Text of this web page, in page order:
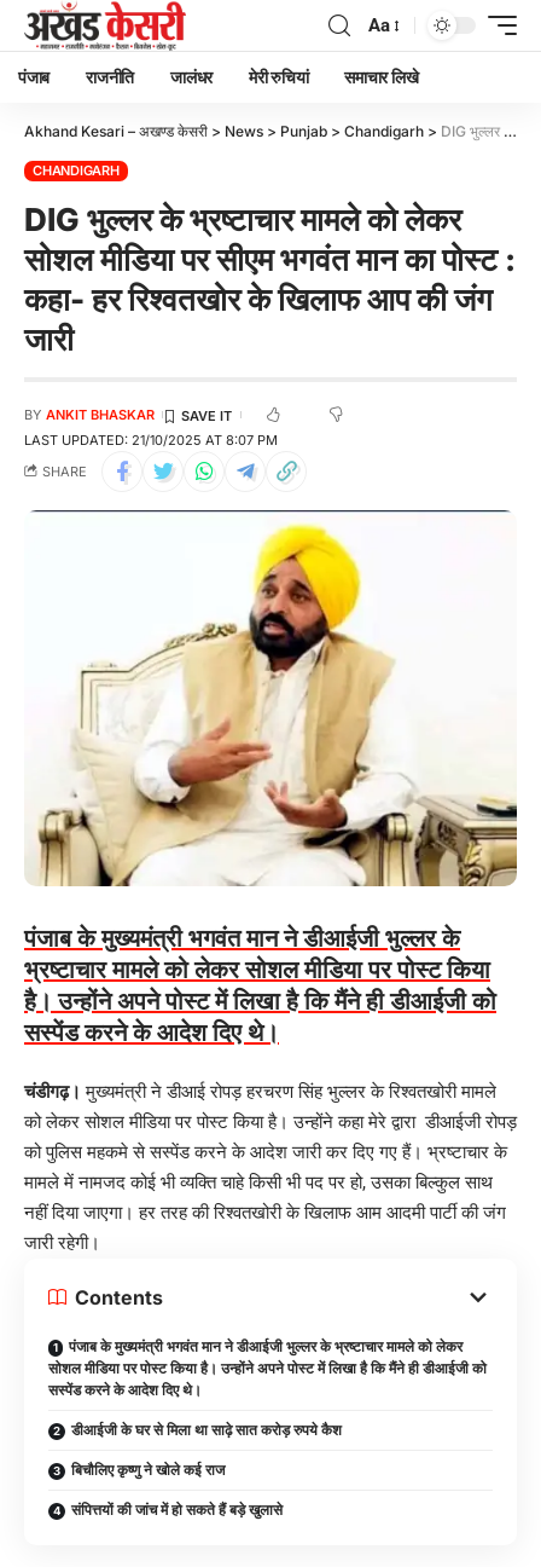
Aa
पंजाब राजनीति जालंधर मेरी रुचियां समाचार लिखे
Akhand Kesari – अखण्ड केसरी > News > Punjab > Chandigarh > DIG भुल्लर के भ्रष्टाचार मामले को लेकर सोशल मीडिया पर सीएम भगवंत मान का पोस्ट : कहा- हर रिश्वतखोर के खिलाफ आप की जंग जारी
CHANDIGARH
DIG भुल्लर के भ्रष्टाचार मामले को लेकर
सोशल मीडिया पर सीएम भगवंत मान का पोस्ट :
कहा- हर रिश्वतखोर के खिलाफ आप की जंग
जारी
LAST UPDATED: 21/10/2025 AT 8:07 PM
BY ANKIT BHASKAR
SHARE
पंजाब के मुख्यमंत्री भगवंत मान ने डीआईजी भुल्लर के
भ्रष्टाचार मामले को लेकर सोशल मीडिया पर पोस्ट किया
है। उन्होंने अपने पोस्ट में लिखा है कि मैंने ही डीआईजी को
सस्पेंड करने के आदेश दिए थे।
चंडीगढ़। मुख्यमंत्री ने डीआई रोपड़ हरचरण सिंह भुल्लर के रिश्वतखोरी मामले
को लेकर सोशल मीडिया पर पोस्ट किया है। उन्होंने कहा मेरे द्वारा डीआईजी रोपड़
को पुलिस महकमे से सस्पेंड करने के आदेश जारी कर दिए गए हैं। भ्रष्टाचार के
मामले में नामजद कोई भी व्यक्ति चाहे किसी भी पद पर हो, उसका बिल्कुल साथ
नहीं दिया जाएगा। हर तरह की रिश्वतखोरी के खिलाफ आम आदमी पार्टी की जंग
जारी रहेगी।
Contents
पंजाब के मुख्यमंत्री भगवंत मान ने डीआईजी भुल्लर के भ्रष्टाचार मामले को लेकर
सोशल मीडिया पर पोस्ट किया है। उन्होंने अपने पोस्ट में लिखा है कि मैंने ही डीआईजी को
सस्पेंड करने के आदेश दिए थे।
डीआईजी के घर से मिला था साढ़े सात करोड़ रुपये कैश
बिचौलिए कृष्णु ने खोले कई राज
संपित्तयों की जांच में हो सकते हैं बड़े खुलासे